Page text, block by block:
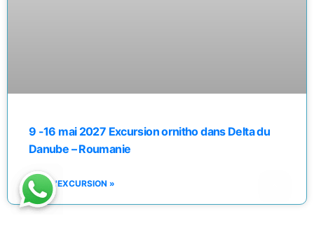
9 -16 mai 2027 Excursion ornitho dans Delta du
Danube – Roumanie
VOIR L'EXCURSION »